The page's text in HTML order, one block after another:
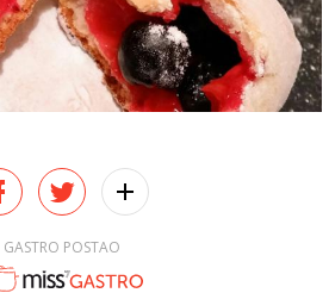
GASTRO POSTAO